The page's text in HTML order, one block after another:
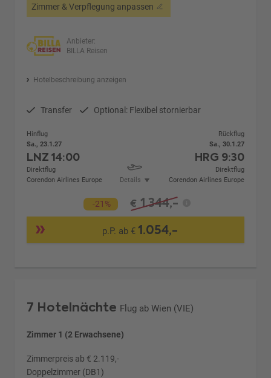
Zimmer & Verpflegung anpassen
Anbieter:
BILLA Reisen
Hotelbeschreibung anzeigen
Transfer Optional: Flexibel stornierbar
Hinflug
Sa., 23.1.27
LNZ14:00
Direktflug
Corendon Airlines Europe
Details
Rückflug
Sa., 30.1.27
HRG 9:30
Direktflug
Corendon Airlines Europe
-21% € 1.344,-
p.P. ab € 1.054,-
7 Hotelnächte Flug ab Wien (VIE)
Zimmer 1 (2 Erwachsene)
Zimmerpreis ab € 2.119,-
Doppelzimmer (DB1)